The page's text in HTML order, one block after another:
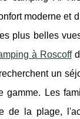
moderne et
plus belles
à Roscoff
un
gamme. Les
de la plage,